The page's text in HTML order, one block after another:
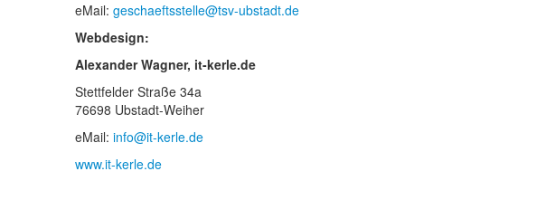
eMail: geschaeftsstelle@tsv-ubstadt.de
Webdesign:
Alexander Wagner, it-kerle.de
Stettfelder Straße 34a
76698 Ubstadt-Weiher
eMail: info@it-kerle.de
www.it-kerle.de